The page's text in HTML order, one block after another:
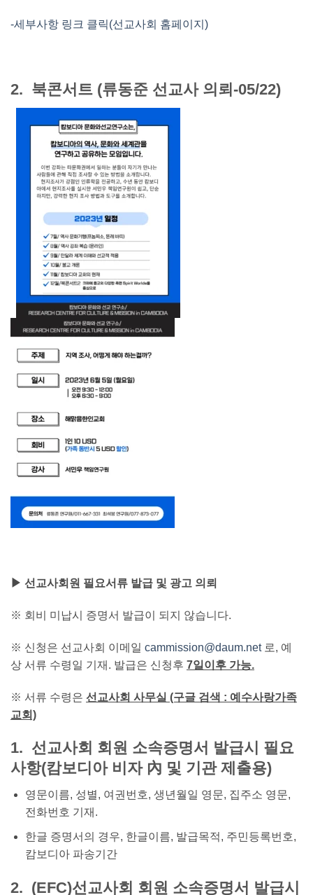
-세부사항 링크 클릭(선교사회 홈페이지)
2. 북콘서트 (류동준 선교사 의뢰-05/22)
▶ 선교사회원 필요서류 발급 및 광고 의뢰
※ 회비 미납시 증명서 발급이 되지 않습니다.
※ 신청은 선교사회 이메일 cammission@daum.net 로, 예
상 서류 수령일 기재. 발급은 신청후 7일이후 가능.
※ 서류 수령은 선교사회 사무실 (구글 검색 : 예수사랑가족
교회)
1. 선교사회 회원 소속증명서 발급시 필요
사항(캄보디아 비자 內 및 기관 제출용)
영문이름, 성별, 여권번호, 생년월일 영문, 집주소 영문,
전화번호 기재.
한글 증명서의 경우, 한글이름, 발급목적, 주민등록번호,
캄보디아 파송기간
2. (EFC)선교사회 회원 소속증명서 발급시